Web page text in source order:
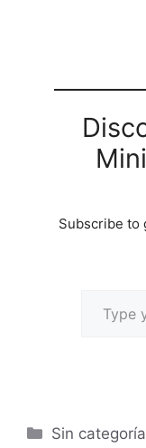
Aula Normal Un saln
Subscribe to
Sin categoría